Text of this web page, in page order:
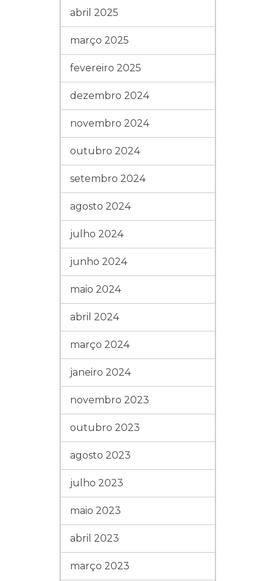
abril 2025
março 2025
fevereiro 2025
dezembro 2024
novembro 2024
outubro 2024
setembro 2024
agosto 2024
julho 2024
junho 2024
maio 2024
abril 2024
março 2024
janeiro 2024
novembro 2023
outubro 2023
agosto 2023
julho 2023
maio 2023
abril 2023
março 2023